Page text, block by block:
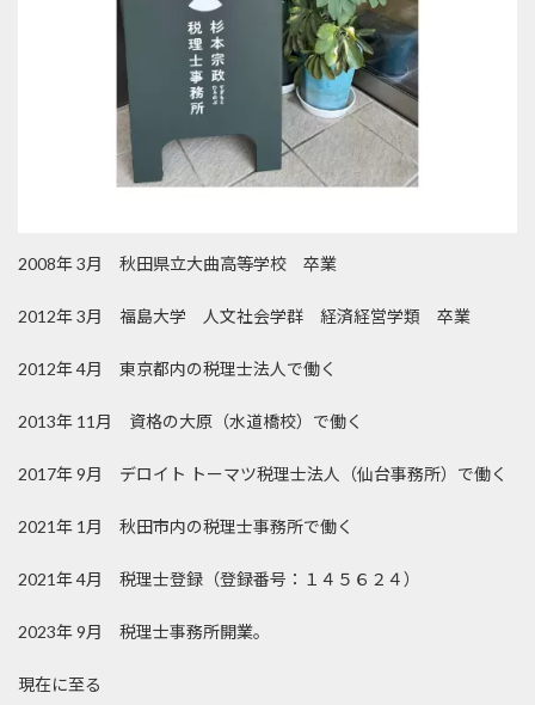
2008年 3月 秋田県立大曲高等学校 卒業
2012年 3月 福島大学 人文社会学群 経済経営学類 卒業
2012年 4月 東京都内の税理士法人で働く
2013年 11月 資格の大原（水道橋校）で働く
2017年 9月 デロイト トーマツ税理士法人（仙台事務所）で働く
2021年 1月 秋田市内の税理士事務所で働く
2021年 4月 税理士登録（登録番号：１４５６２４）
2023年 9月 税理士事務所開業。
現在に至る